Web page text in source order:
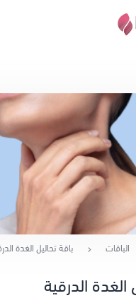
الباقات باقة تحاليل الغدة
الغدة الدرقية